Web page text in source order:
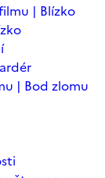
| Blízko
| Bod zlomu